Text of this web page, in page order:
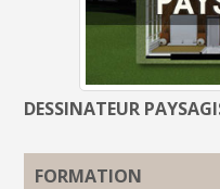
DESSINATEUR
FORMATION